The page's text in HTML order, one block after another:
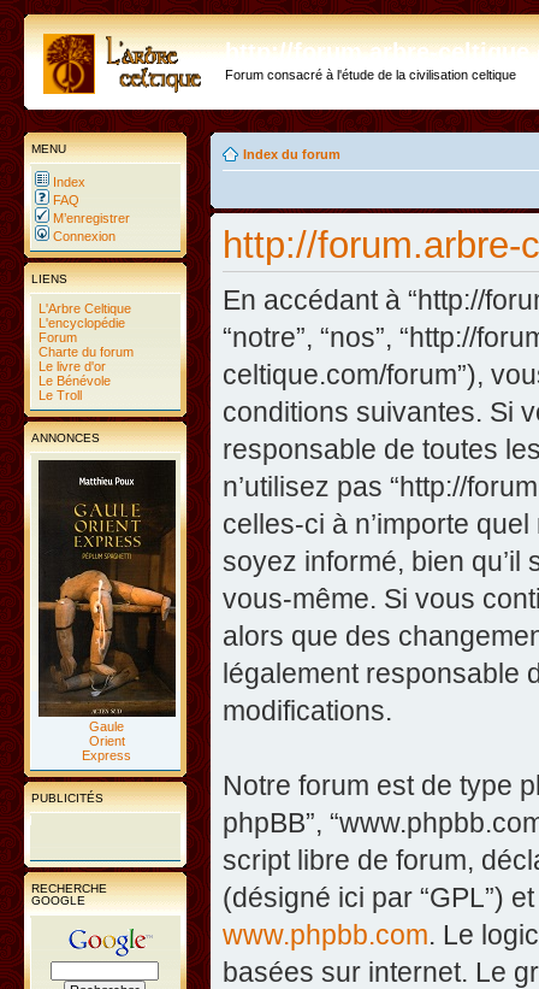
http://forum.arbre-
Forum consacré à l'étude de la civilisation celtique
MENU
Index
FAQ
M’enregistrer
Connexion
LIENS
L'Arbre Celtique
L'encyclopédie
Forum
Charte du forum
Le livre d'or
Le Bénévole
Le Troll
ANNONCES
Gaule
Orient
Express
PUBLICITÉS
RECHERCHE
GOOGLE
Index du forum
http://forum.arbre-
En accédant à “http://
“notre”, “nos”, “http://
celtique.com/forum”),
conditions suivantes. Si
responsable de toutes
n’utilisez pas “http://
celles-ci à n’importe
soyez informé, bien
vous-même. Si vous
alors que des
légalement responsable
modifications.
Notre forum est de type
phpBB”,
script libre de forum,
(désigné ici par “GPL”)
www.phpbb.com. Le
basées sur internet. Le